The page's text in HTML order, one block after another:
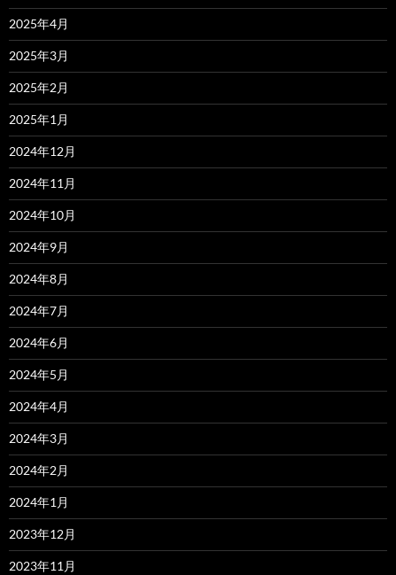
2025年4月
2025年3月
2025年2月
2025年1月
2024年12月
2024年11月
2024年10月
2024年9月
2024年8月
2024年7月
2024年6月
2024年5月
2024年4月
2024年3月
2024年2月
2024年1月
2023年12月
2023年11月